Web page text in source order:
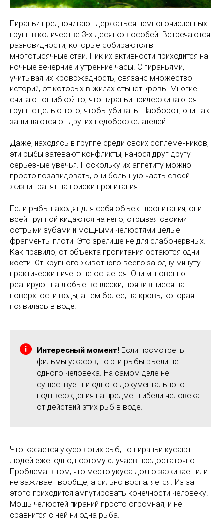
Пираньи предпочитают держаться немногочисленных
групп в количестве 3-х десятков особей. Встречаются
разновидности, которые собираются в
многотысячные стаи. Пик их активности приходится на
ночные вечерние и утренние часы. С пираньями,
учитывая их кровожадность, связано множество
историй, от которых в жилах стынет кровь. Многие
считают ошибкой то, что пираньи придерживаются
групп с целью того, чтобы убивать. Наоборот, они так
защищаются от других недоброжелателей.
Даже, находясь в группе среди своих соплеменников,
эти рыбы затевают конфликты, нанося друг другу
серьезные увечья. Поскольку их аппетиту можно
просто позавидовать, они большую часть своей
жизни тратят на поиски пропитания.
Если рыбы находят для себя объект пропитания, они
всей группой кидаются на него, отрывая своими
острыми зубами и мощными челюстями целые
фрагменты плоти. Это зрелище не для слабонервных.
Как правило, от объекта пропитания остаются одни
кости. От крупного животного всего за одну минуту
практически ничего не остается. Они мгновенно
реагируют на любые всплески, появившиеся на
поверхности воды, а тем более, на кровь, которая
появилась в воде.
Интересный момент! Если посмотреть
фильмы ужасов, то эти рыбы съели не
одного человека. На самом деле не
существует ни одного документального
подтверждения на предмет гибели человека
от действий этих рыб в воде.
Что касается укусов этих рыб, то пираньи кусают
людей ежегодно, поэтому случаев предостаточно.
Проблема в том, что место укуса долго заживает или
не заживает вообще, а сильно воспаляется. Из-за
этого приходится ампутировать конечности человеку.
Мощь челюстей пираний просто огромная, и не
сравнится с ней ни одна рыба.